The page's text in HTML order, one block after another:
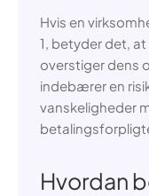
Hvis en
1, betyder det,
overstiger dens
indebærer en
vanskeligheder
Hvordan